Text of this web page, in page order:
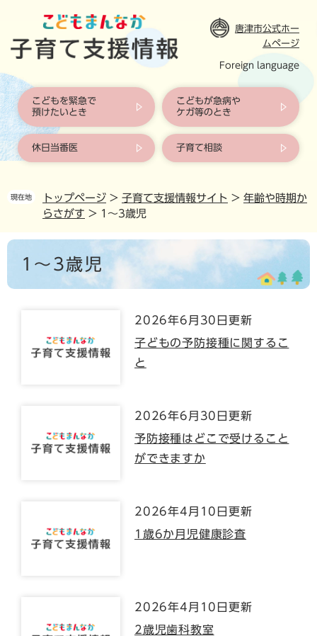
頭
で
す
。
唐津市公式ホー
ムページ
Foreign language
こどもを緊急で
預けたいとき
こどもが急病や
ケガ等のとき
休日当番医 子育て相談
現在地 トップページ > 子育て支援情報サイト > 年齢や時期か
らさがす > 1〜3歳児
本
1〜3歳児
2026年6月30日更新
子どもの予防接種に関するこ
と
2026年6月30日更新
予防接種はどこで受けること
ができますか
2026年4月10日更新
1歳6か月児健康診査
2026年4月10日更新
2歳児歯科教室